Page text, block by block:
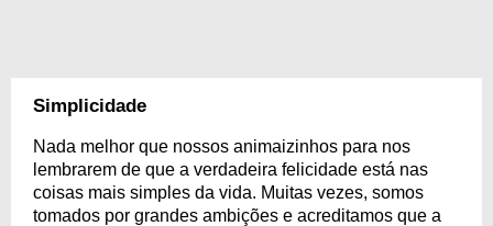
Simplicidade
Nada melhor que nossos animaizinhos para nos
lembrarem de que a verdadeira felicidade está nas
coisas mais simples da vida. Muitas vezes, somos
tomados por grandes ambições e acreditamos que a